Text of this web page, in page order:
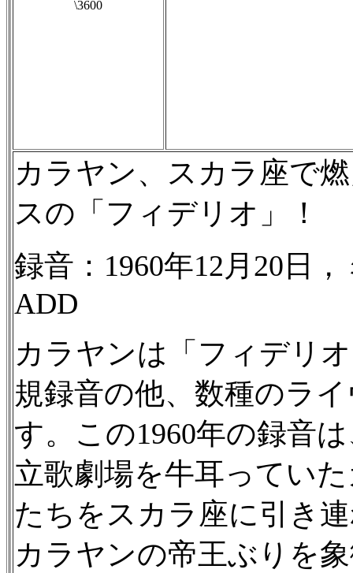
\3600
カラヤン、スカラ座で
スの「フィデリオ」！
録音：1960年12月20日
ADD
カラヤンは「フィデリ
規録音の他、数種のラ
す。この1960年の録音
立歌劇場を牛耳ってい
たちをスカラ座に引き
カラヤンの帝王ぶりを